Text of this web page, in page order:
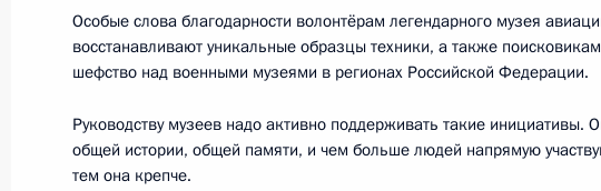
Заседание Совета по развитию гражданского
и правам человека
11 декабря 2018 года, 18:50 Москва, Кремль
Особые слова благодарности волонтёрам легендарного музея
восстанавливают уникальные образцы техники, а также
шефство над военными музеями в регионах Российской Федерации.
Руководству музеев надо активно поддерживать такие инициативы.
общей истории, общей памяти, и чем больше людей напрямую
тем она крепче.